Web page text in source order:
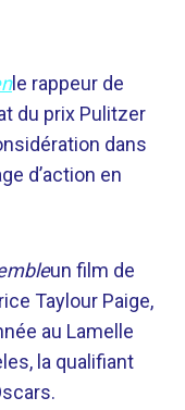
le rappeur de
du prix Pulitzer
dans
d’action en
un film de
Taylour Paige,
au Lamelle
la qualifiant